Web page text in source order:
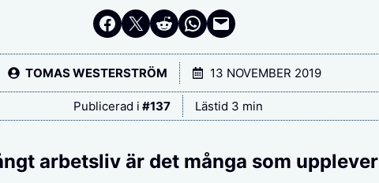
Dela på Facebook
Dela på Twitter
Dela på RedditDela i WhatsApp
Maila en länk
TOMAS WESTERSTRÖM 13 NOVEMBER 2019
Publicerad i #137 Lästid 3 min
arbetsliv är det många som upplever